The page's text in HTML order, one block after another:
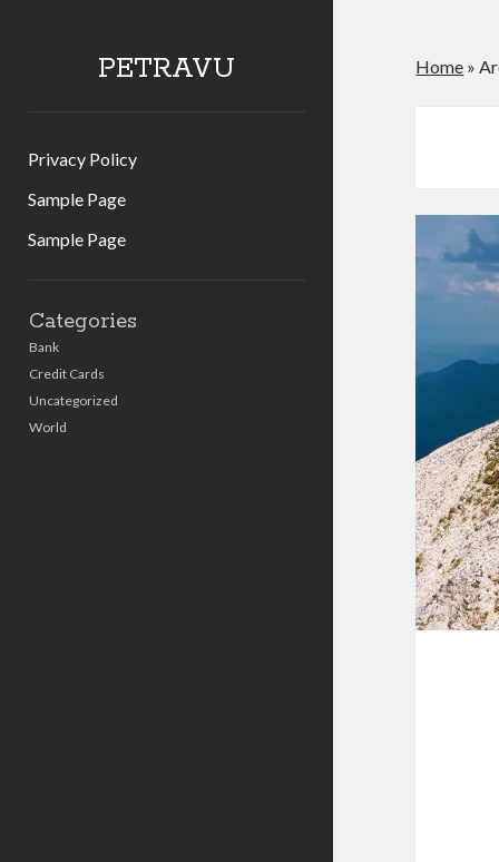
PETRAVU
Privacy Policy
Sample Page
Sample Page
Categories
Bank
Credit Cards
Uncategorized
World
Home »